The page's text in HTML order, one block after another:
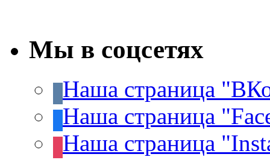
Мы в соцсетях
Наша страница
Наша страница
Наша страница